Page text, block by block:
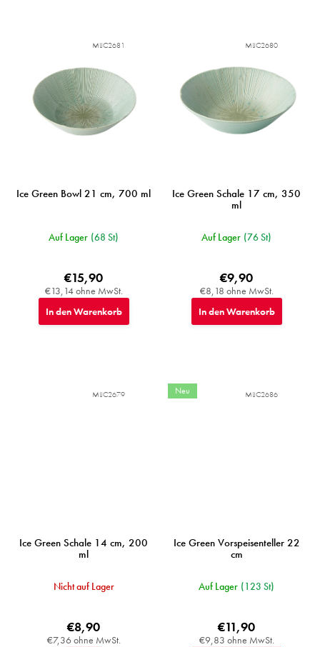
Ice Green Bowl 21 cm, 700 ml
Auf Lager (68 St)
€13,14 ohne MwSt.
€15,90
In den Warenkorb
MIJC2681
Ice Green Schale 17 cm, 350
ml
Auf Lager (76 St)
€8,18 ohne MwSt.
€9,90
In den Warenkorb
MIJC2680
Ice Green Schale 14 cm, 200
ml
Nicht auf Lager
€7,36 ohne MwSt.
€8,90
MIJC2679 Neu
Ice Green Vorspeisenteller 22
cm
Auf Lager (123 St)
€9,83 ohne MwSt.
€11,90
MIJC2686